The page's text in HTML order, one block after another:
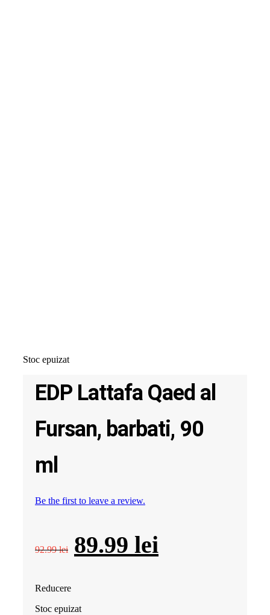
Stoc epuizat
EDP Lattafa Qaed al
Fursan, barbati, 90
ml
Be the first to leave a review.
92.99lei
Prețul
a
89.99 leiPrețul
Reducere
Stoc epuizat